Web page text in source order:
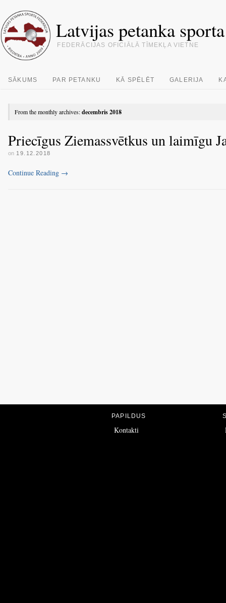
Latvijas petanka
FEDERĀCIJAS OFICIĀLĀ TĪMEKĻA VIETNE
SĀKUMS PAR PETANKU KĀ SPĒLĒT GALERIJA
From the monthly archives:decembris 2018
Priecīgus Ziemassvētkus un laimīgu
on 19.12.2018
Continue Reading →
PAPILDUS
Kontakti